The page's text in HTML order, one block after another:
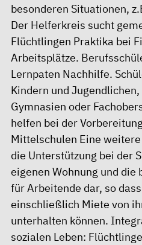
besonderen Situationen,
Der Helferkreis sucht
Flüchtlingen Praktika bei
Arbeitsplätze.
Lernpaten Nachhilfe.
Kindern und
Gymnasien oder
helfen bei der
Mittelschulen Eine
die Unterstützung bei der
eigenen Wohnung und
für Arbeitende dar, so
einschließlich Miete von
unterhalten können.
sozialen Leben: